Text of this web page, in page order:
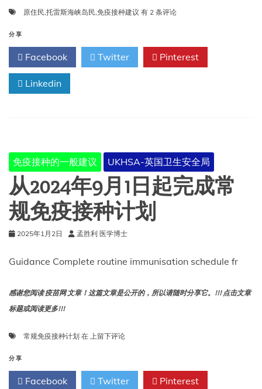
原住民,托雷斯海峡岛民,免疫接种建议 原
和
雷
疫
接
种
建
议
有 2 条评论
分享
Facebook Twitter Pinterest
Linkedin
免疫接种的一般建议 UKHSA-英国卫生安全局
从2024年9月1日起完成常
规免疫接种计划
2025年1月2日 孟胜利 医学博士
Guidance Complete routine immunisation schedule fr
感谢您阅读 疫苗网 文章！这篇文章是公开的，所以请随时分享它。!!! 点击文章
标题或阅读更多!!!
常规免疫接种计划 在 从
9
月
上留下评论
分享
Facebook Twitter Pinterest